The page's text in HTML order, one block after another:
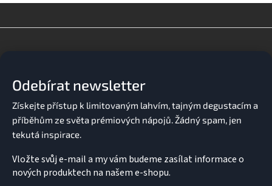
Odebírat newsletter
Vložte svůj e-mail a my vám budeme zasílat informace o
nových produktech na našem e-shopu.